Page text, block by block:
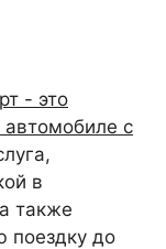
- это
с
в
также
поездку до